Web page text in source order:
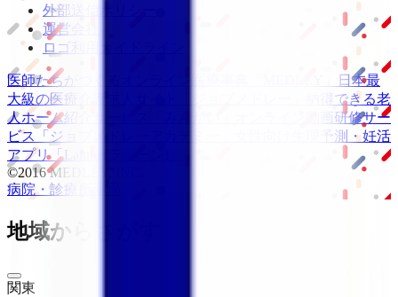
外部送信ポリシー
運営会社
ロゴ利用ガイドライン
医師たちがつくる
日本最
大級の医療介護求人サイト 納得できる老
人ホーム紹介サービス
動画研修サー
ビス
「ジョブメドレー
生理予測・妊活
アプリ「Lalune(ラルーン)」
©2016 MEDLEY, INC.
病院・診療所
地域からさがす
関東